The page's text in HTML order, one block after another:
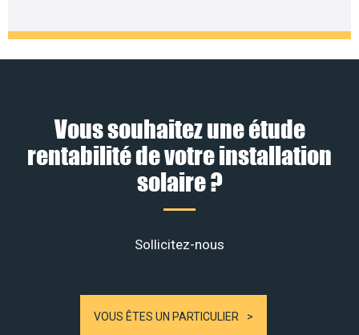
Vous souhaitez une étude
rentabilité de votre installation
solaire ?
Sollicitez-nous
VOUS ÊTES UN PARTICULIER